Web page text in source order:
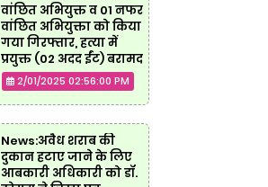
वांछित अभियुक्त व 01 नफर
वांछित अभियुक्ता को किया
गया गिरफ्तार, हत्या में
प्रयुक्त (02 अदद ईंट) बरामद
2/01/2025 02:56:00 PM
News:अवैध शराब की
दुकान हटाए जाने के लिए
आबकारी अधिकारी को डॉ.